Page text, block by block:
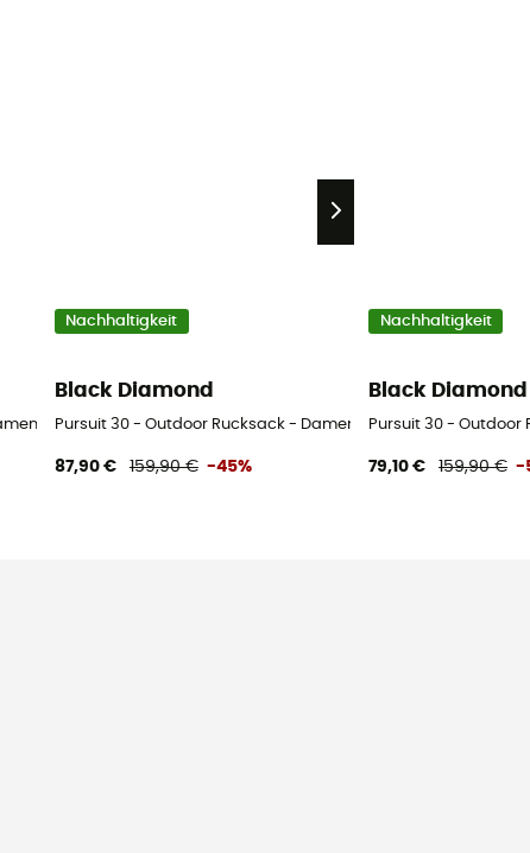
Nachhaltigkeit
Black Diamond
Pursuit 30 - Outdoor Rucksack - Damen
87,90 € 159,90 € -45%
Nachhaltigkeit
Black Diamond
Pursuit 30 - Outdoor
79,10 € 159,90 € -